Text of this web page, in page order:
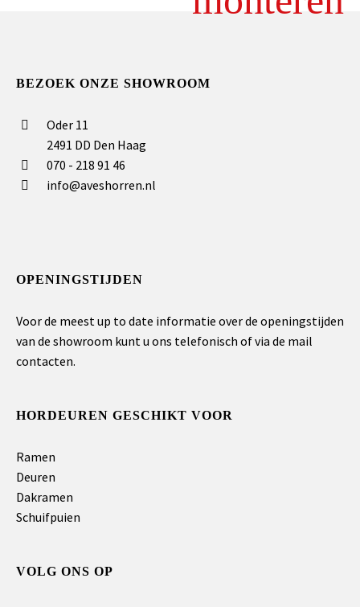
BEZOEK ONZE SHOWROOM
Oder 11
2491 DD Den Haag
070 - 218 91 46
info@aveshorren.nl
OPENINGSTIJDEN
Voor de meest up to date informatie over de openingstijden
van de showroom kunt u ons telefonisch of via de mail
contacten.
HORDEUREN GESCHIKT VOOR
Ramen
Deuren
Dakramen
Schuifpuien
VOLG ONS OP